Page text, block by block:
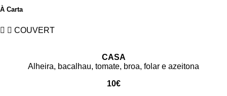
À Carta
COUVERT
CASA
Alheira, bacalhau, tomate, broa, folar e azeitona
10€